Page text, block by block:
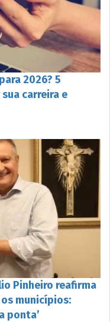
2026? 5
carreira e
Pinheiro reafirma
municípios:
ponta’